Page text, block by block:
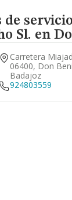
Sl. en
Carretera
06400, Don
Badajoz
924803559